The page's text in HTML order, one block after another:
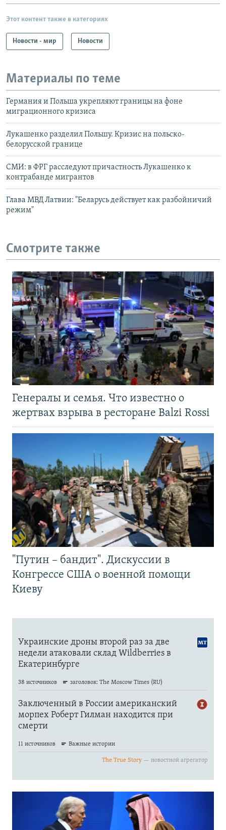
Этот контент также в категориях
Новости - мир Новости
Материалы по теме
Германия и Польша укрепляют границы на фоне
миграционного кризиса
Лукашенко разделил Польшу. Кризис на польско-
белорусской границе
СМИ: в ФРГ расследуют причастность Лукашенко к
контрабанде мигрантов
Глава МВД Латвии: "Беларусь действует как разбойничий
режим"
Смотрите также
Генералы и семья. Что известно о
жертвах взрыва в ресторане Balzi Rossi
"Путин – бандит". Дискуссии в
Конгрессе США о военной помощи
Киеву